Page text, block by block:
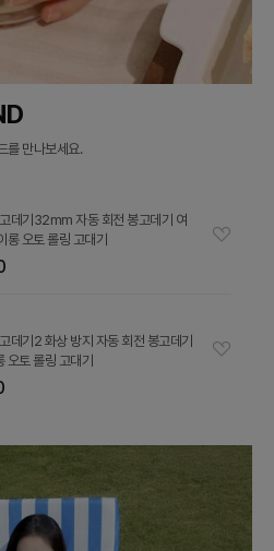
를 만나보세요.
데기32mm 자동 회전 봉고데기 여
롱 오토 롤링 고대기
데기2 화상 방지 자동 회전 봉고데기
오토 롤링 고대기